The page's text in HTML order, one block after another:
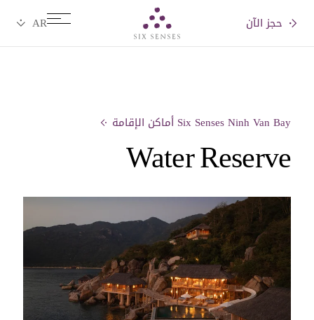
حجز الآن
Six Senses Ninh Van Bay أماكن الإقامة
Water Reserve